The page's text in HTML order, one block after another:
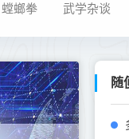
螳螂拳 武学杂谈
随